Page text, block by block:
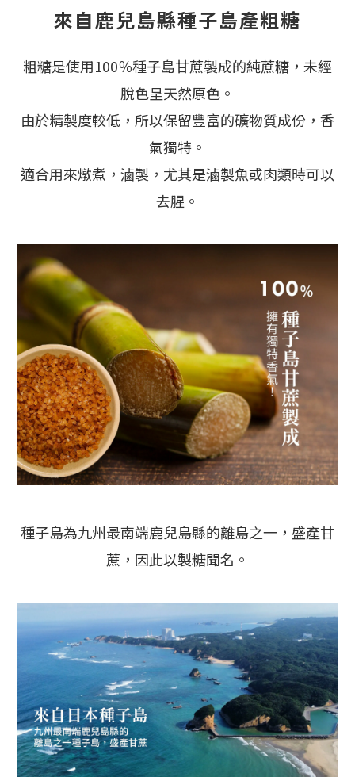
來自鹿兒島縣種子島產粗糖
粗糖是使用100％種子島甘蔗製成的純蔗糖，未經
脫色呈天然原色。
由於精製度較低，所以保留豐富的礦物質成份，香
氣獨特。
適合用來燉煮，滷製，尤其是滷製魚或肉類時可以
去腥。
種子島為九州最南端鹿兒島縣的離島之一，盛產甘
蔗，因此以製糖聞名。